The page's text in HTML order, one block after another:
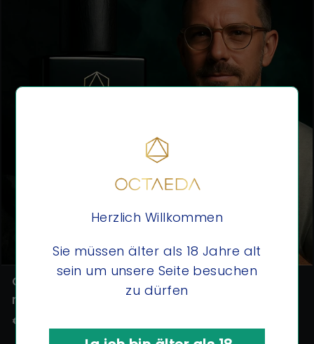
Octaeda No.1 – Eau de Parfum (50 ml)
mediterran frisch
€0,00
Herzlich Willkommen
Sie müssen älter als 18 Jahre alt
sein um unsere Seite besuchen
zu dürfen